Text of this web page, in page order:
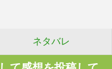
ネタバレ